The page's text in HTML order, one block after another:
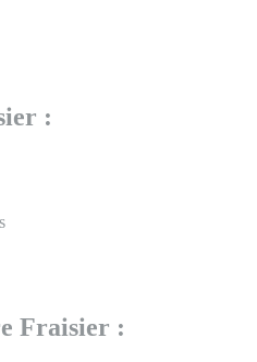
:
Fraisier :